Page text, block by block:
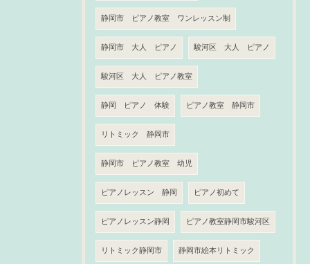
静岡市 ピアノ教室 ワンレッスン制
静岡市 大人 ピアノ 駿河区 大人 ピアノ
駿河区 大人 ピアノ教室
静岡 ピアノ 体験 ピアノ教室 静岡市
リトミック 静岡市
静岡市 ピアノ教室 幼児
ピアノレッスン 静岡 ピアノ初めて
ピアノレッスン静岡 ピアノ教室静岡市駿河区
リトミック静岡市 静岡市絵本リトミック